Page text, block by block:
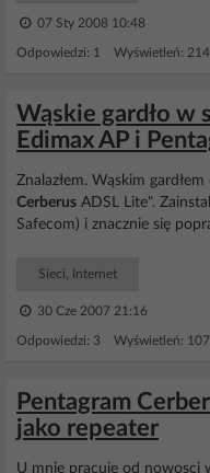
07 Sty 2008 10:48
Odpowiedzi: 1 Wyświetleń:
Wąskie gardło w
Edimax AP i
Znalazłem. Wąskim
Cerberus ADSL Lite".
Safecom) i znacznie się
Sieci, Internet
30 Cze 2007 21:16
Odpowiedzi: 3 Wyświetleń:
Pentagram
jako repeater
U mnie pracuje od nowosci